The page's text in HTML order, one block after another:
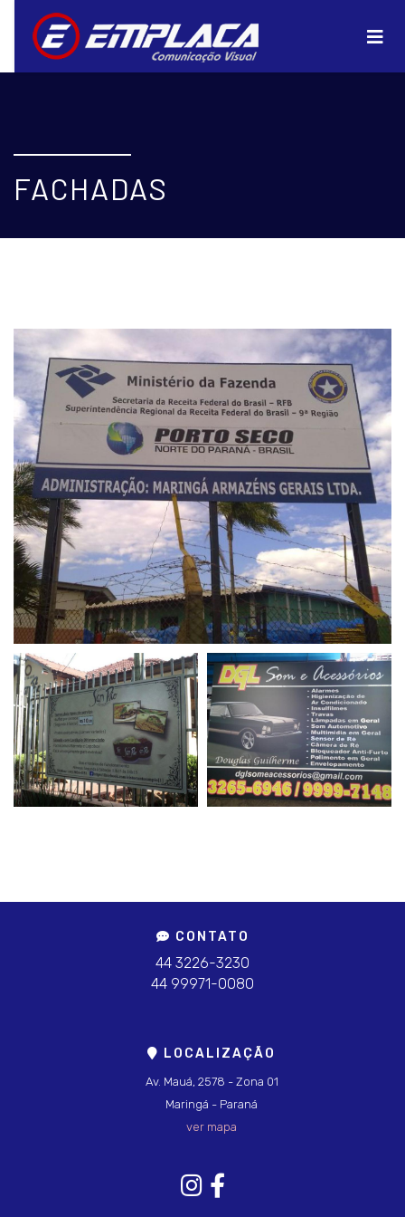
FACHADAS
CONTATO
44 3226-3230
44 99971-0080
LOCALIZAÇÃO
Av. Mauá, 2578 - Zona 01
Maringá - Paraná
ver mapa